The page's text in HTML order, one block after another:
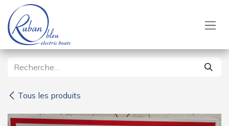
Se rendre au contenu
Tous les produits